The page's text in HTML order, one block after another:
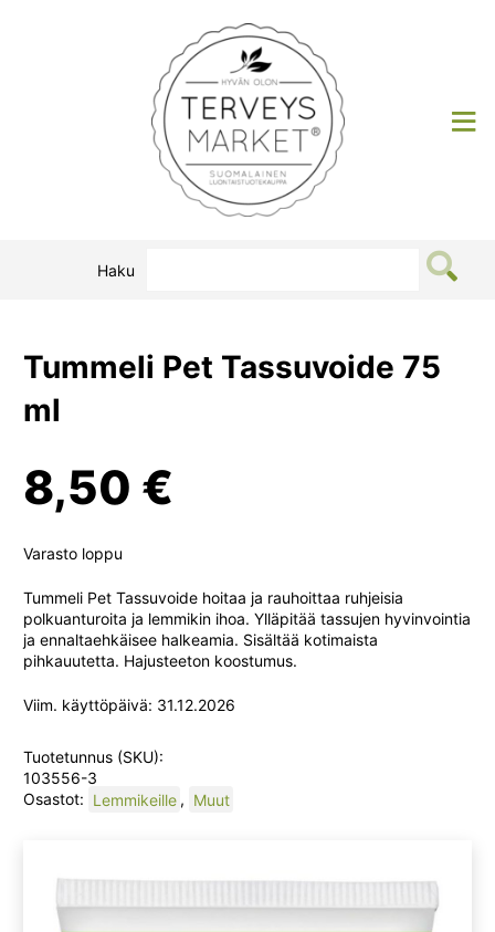
Terveysmarket
Haku
Tummeli Pet Tassuvoide 75
ml
8,50 €
Varasto loppu
Tummeli Pet Tassuvoide hoitaa ja rauhoittaa ruhjeisia
polkuanturoita ja lemmikin ihoa. Ylläpitää tassujen hyvinvointia
ja ennaltaehkäisee halkeamia. Sisältää kotimaista
pihkauutetta. Hajusteeton koostumus.
Viim. käyttöpäivä: 31.12.2026
Tuotetunnus (SKU):
103556-3
Osastot: Lemmikeille , Muut